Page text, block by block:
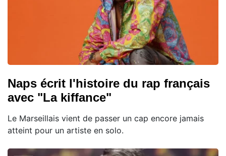
Naps écrit l'histoire du rap français
avec "La kiffance"
Le Marseillais vient de passer un cap encore jamais
atteint pour un artiste en solo.